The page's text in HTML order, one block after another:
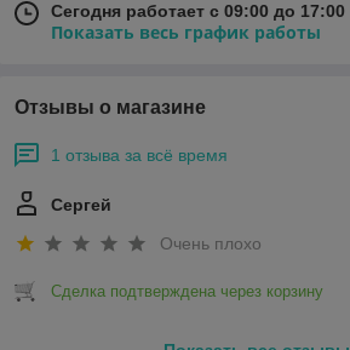
Сегодня работает с 09:00 до 17:00
Показать весь график работы
Отзывы о магазине
1 отзыва за всё время
Сергей
Очень плохо
Сделка подтверждена через корзину